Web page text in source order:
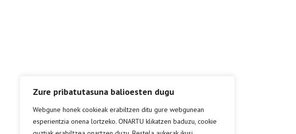
Zure pribatutasuna balioesten dugu
Webgune honek cookieak erabiltzen ditu gure webgunean
esperientzia onena lortzeko. ONARTU klikatzen baduzu, cookie